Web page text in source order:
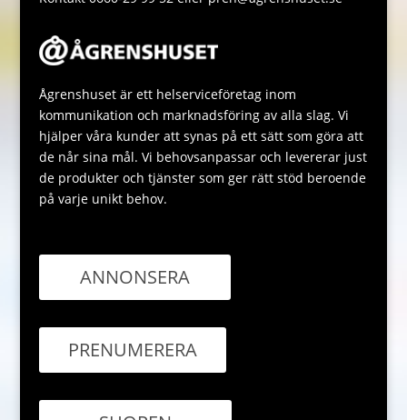
Ågrenshuset är ett helserviceföretag inom
kommunikation och marknadsföring av alla slag. Vi
hjälper våra kunder att synas på ett sätt som göra att
de når sina mål. Vi behovsanpassar och levererar just
de produkter och tjänster som ger rätt stöd beroende
på varje unikt behov.
ANNONSERA
PRENUMERERA